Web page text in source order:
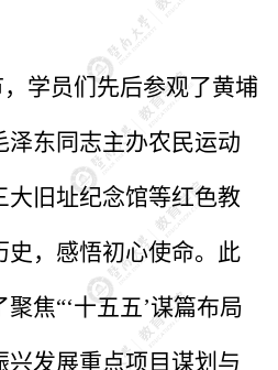
学员们先后参观了黄埔
泽东同志主办农民运动
大旧址纪念馆等红色教
史，感悟初心使命。此
焦“‘十五五’谋篇布局
发展重点项目谋划与